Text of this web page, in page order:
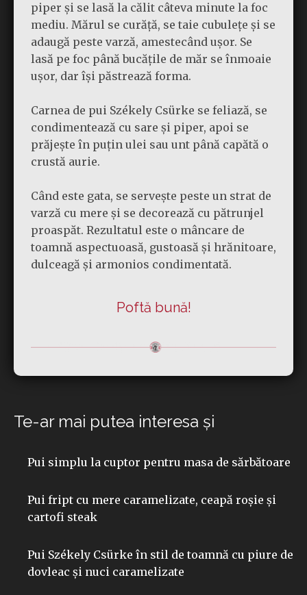
piper și se lasă la călit câteva minute la foc
mediu. Mărul se curăță, se taie cubulețe și se
adaugă peste varză, amestecând ușor. Se
lasă pe foc până bucățile de măr se înmoaie
ușor, dar își păstrează forma.
Carnea de pui Székely Csürke se feliază, se
condimentează cu sare și piper, apoi se
prăjește în puțin ulei sau unt până capătă o
crustă aurie.
Când este gata, se servește peste un strat de
varză cu mere și se decorează cu pătrunjel
proaspăt. Rezultatul este o mâncare de
toamnă aspectuoasă, gustoasă și hrănitoare,
dulceagă și armonios condimentată.
Poftă bună!
Te-ar mai putea interesa şi
Pui simplu la cuptor pentru masa de sărbătoare
Pui fript cu mere caramelizate, ceapă roșie și
cartofi steak
Pui Székely Csürke în stil de toamnă cu piure de
dovleac și nuci caramelizate